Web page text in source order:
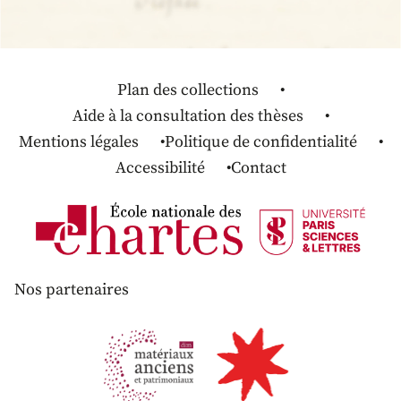
Plan des collections
Aide à la consultation des thèses
Mentions légales
Politique de confidentialité
Accessibilité
Contact
Nos partenaires